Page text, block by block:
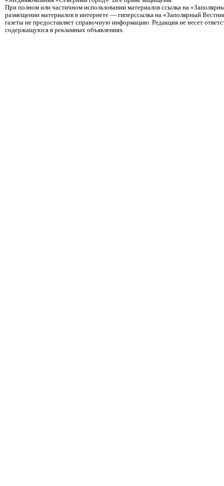
При полном или частичном использовании материалов ссылка на
размещении материалов в интернете — гиперссылка на «Заполярный
газеты не предоставляет справочную информацию. Редакция не несет
содержащуюся в рекламных объявлениях.